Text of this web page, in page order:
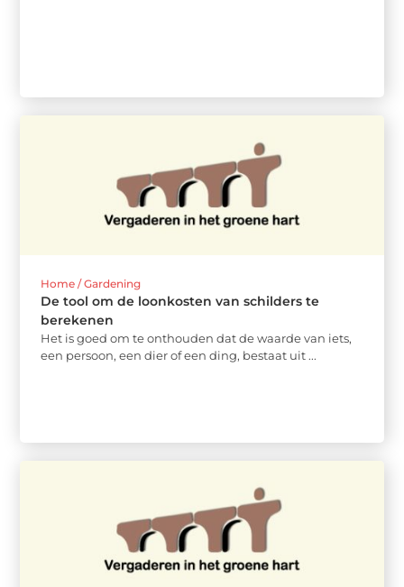
Home / Gardening
De tool om de loonkosten van schilders te
berekenen
Het is goed om te onthouden dat de waarde van iets,
een persoon, een dier of een ding, bestaat uit ...